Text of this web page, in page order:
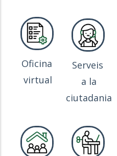
Oficina
virtual
Serveis
a la
ciutadania